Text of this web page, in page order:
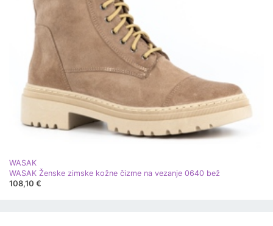
WASAK
WASAK Ženske zimske kožne čizme na vezanje 0640 bež
108,10 €